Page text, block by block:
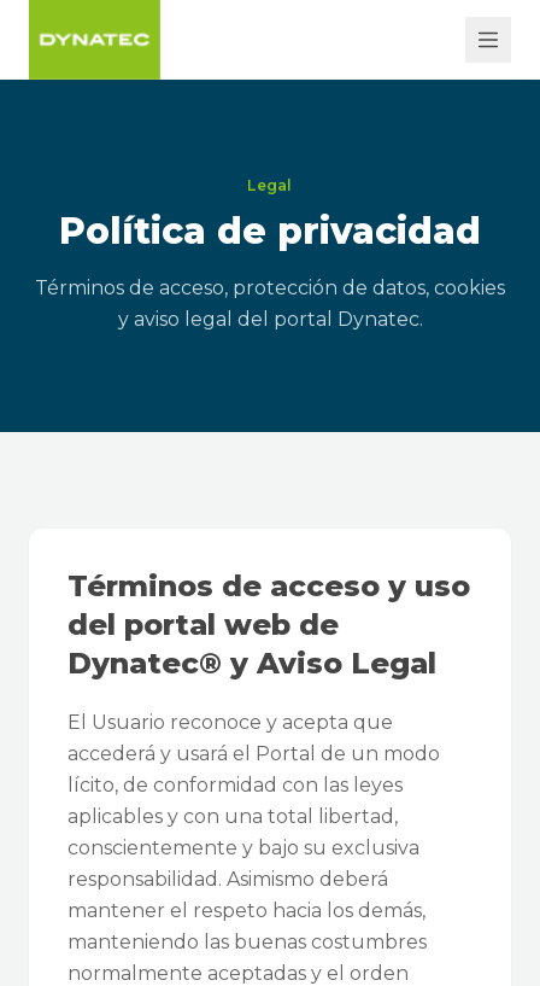
Legal
Política de privacidad
Términos de acceso, protección de datos, cookies
y aviso legal del portal Dynatec.
Términos de acceso y uso
del portal web de
Dynatec® y Aviso Legal
El Usuario reconoce y acepta que
accederá y usará el Portal de un modo
lícito, de conformidad con las leyes
aplicables y con una total libertad,
conscientemente y bajo su exclusiva
responsabilidad. Asimismo deberá
mantener el respeto hacia los demás,
manteniendo las buenas costumbres
normalmente aceptadas y el orden